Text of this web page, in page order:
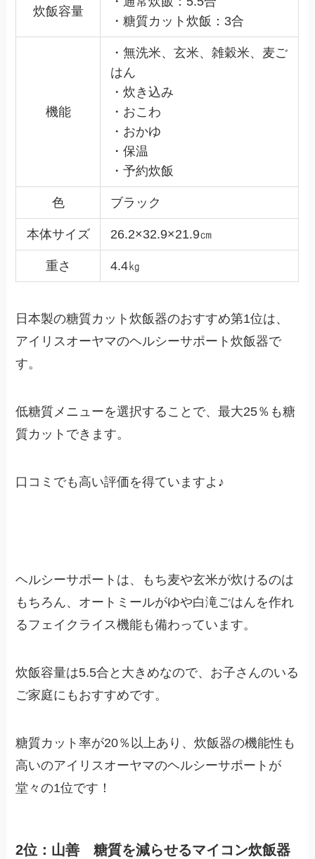
炊飯容量
・糖質カット炊飯：3合
機能
・無洗米、玄米、雑穀米、麦ご
はん
・炊き込み
・おこわ
・おかゆ
・保温
・予約炊飯
色 ブラック
本体サイズ 26.2×32.9×21.9㎝
重さ 4.4㎏
日本製の糖質カット炊飯器のおすすめ第1位は、
アイリスオーヤマのヘルシーサポート炊飯器で
す。
低糖質メニューを選択することで、最大25％も糖
質カットできます。
口コミでも高い評価を得ていますよ♪
ヘルシーサポートは、もち麦や玄米が炊けるのは
もちろん、オートミールがゆや白滝ごはんを作れ
るフェイクライス機能も備わっています。
炊飯容量は5.5合と大きめなので、お子さんのいる
ご家庭にもおすすめです。
糖質カット率が20％以上あり、炊飯器の機能性も
高いのアイリスオーヤマのヘルシーサポートが
堂々の1位です！
2位：山善 糖質を減らせるマイコン炊飯器